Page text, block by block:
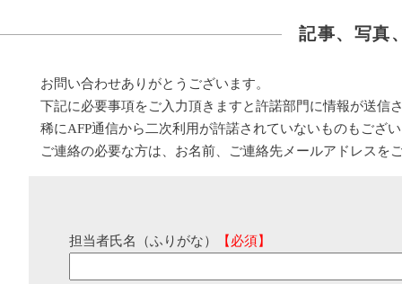
記事、写真
お問い合わせありがとうございます。
下記に必要事項をご入力頂きますと許諾部門に情報が送信
稀にAFP通信から二次利用が許諾されていないものもござ
ご連絡の必要な方は、お名前、ご連絡先メールアドレスを
担当者氏名（ふりがな） 【必須】